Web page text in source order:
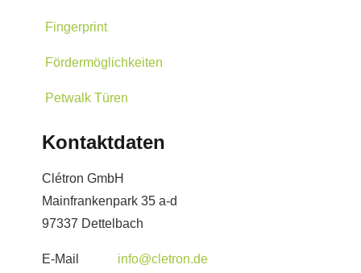
Fingerprint
Fördermöglichkeiten
Petwalk Türen
Kontaktdaten
Clétron GmbH
Mainfrankenpark 35 a-d
97337 Dettelbach
E-Mail info@cletron.de